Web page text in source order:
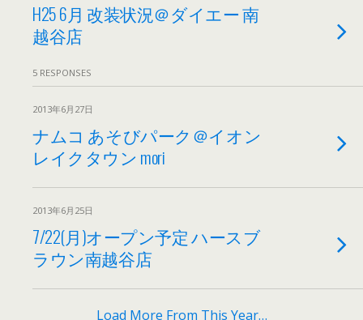
H25 6月 改装状況＠ダイエー 南
越谷店
5 RESPONSES
2013年6月27日
ナムコ あそびパーク＠イオン
レイクタウン mori
2013年6月25日
7/22(月)オープン予定 ハースブ
ラウン南越谷店
Load More From This Year…